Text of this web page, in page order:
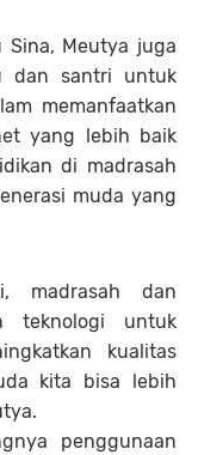
Sina, Meutya juga
dan santri untuk
memanfaatkan
yang lebih baik
di madrasah
muda yang
madrasah dan
teknologi untuk
kualitas
kita bisa lebih
penggunaan